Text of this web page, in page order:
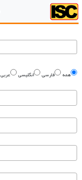
همه فارسی انگلیسی
عربی